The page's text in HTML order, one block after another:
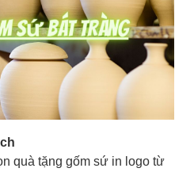
quà tặng gốm sứ in logo từ